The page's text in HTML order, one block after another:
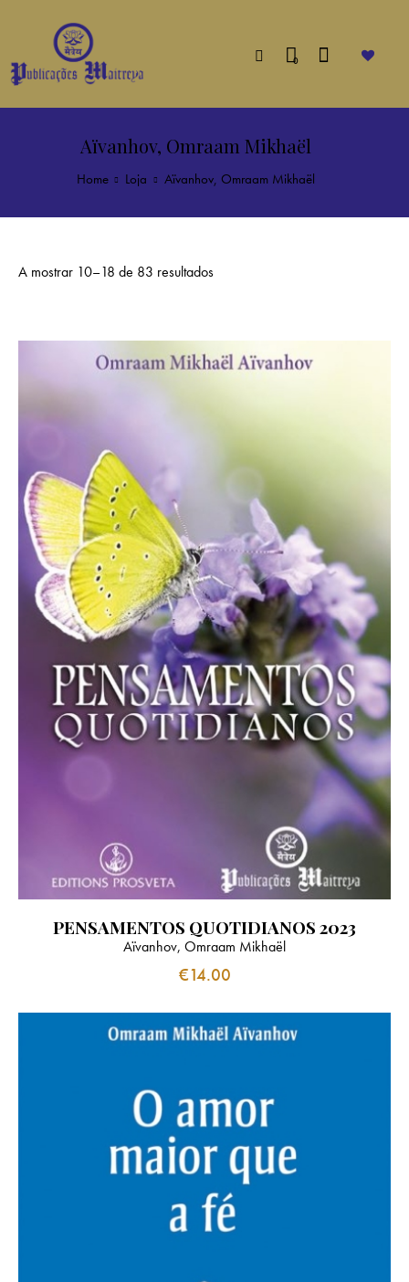
0
Aïvanhov, Omraam Mikhaël
Home Loja Aïvanhov, Omraam Mikhaël
A mostrar 10–18 de 83 resultados
PENSAMENTOS QUOTIDIANOS 2023
Aïvanhov, Omraam Mikhaël
€14.00